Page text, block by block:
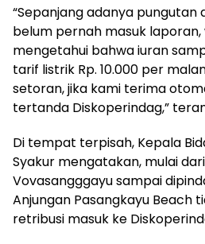
“Sepanjang adanya pungutan
belum pernah masuk
mengetahui bahwa iuran
tarif listrik Rp. 10.000 per
setoran, jika kami terima
tertanda Diskoperindag,”
Di tempat terpisah, Kepala
Syakur mengatakan, mulai
Vovasangggayu sampai
Anjungan Pasangkayu Beach
retribusi masuk ke